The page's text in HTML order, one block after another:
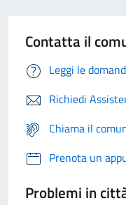
Contatta il
Leggi le
Richiedi
Chiama il
Prenota un
Problemi in